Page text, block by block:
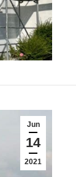
Jun
14
2021